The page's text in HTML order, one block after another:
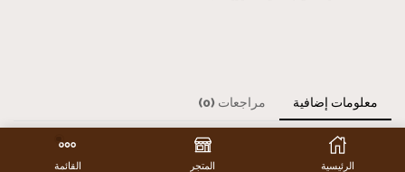
معلومات إضافية مراجعات (0)
اللون أبيض, أسود الرئيسية المتجر القائمة